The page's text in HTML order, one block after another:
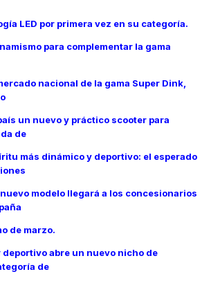
LED por primera vez en su categoría.
para complementar la gama
nacional de la gama Super Dink,
un nuevo y práctico scooter para
de
más dinámico y deportivo: el esperado
modelo llegará a los concesionarios
de marzo.
deportivo abre un nuevo nicho de
de